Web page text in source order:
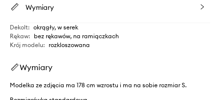
Wymiary
Dekolt: okrągły, w serek
Rękaw: bez rękawów, na ramiączkach
Krój modelu: rozkloszowana
Wymiary
Modelka ze zdjęcia ma 178 cm wzrostu i ma na sobie rozmiar S.